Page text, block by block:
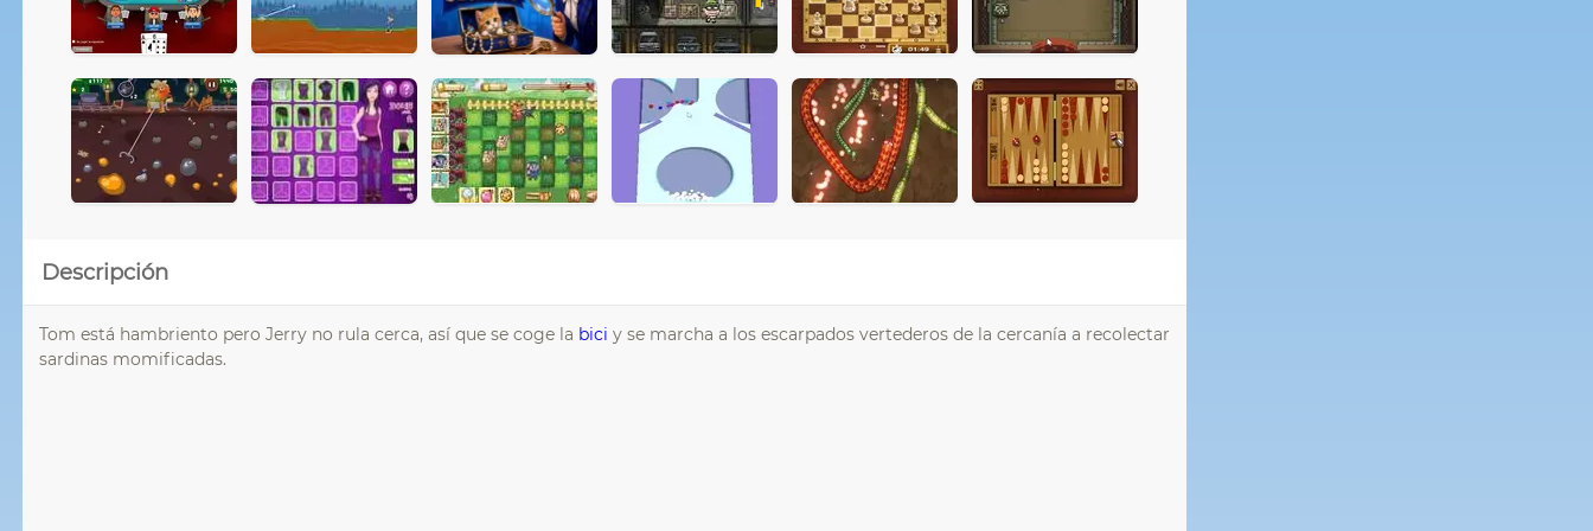
Descripción
Tom está hambriento pero Jerry no rula cerca, así que se coge la bici y se marcha a los escarpados vertederos de la cercanía a recolectar
sardinas momificadas.